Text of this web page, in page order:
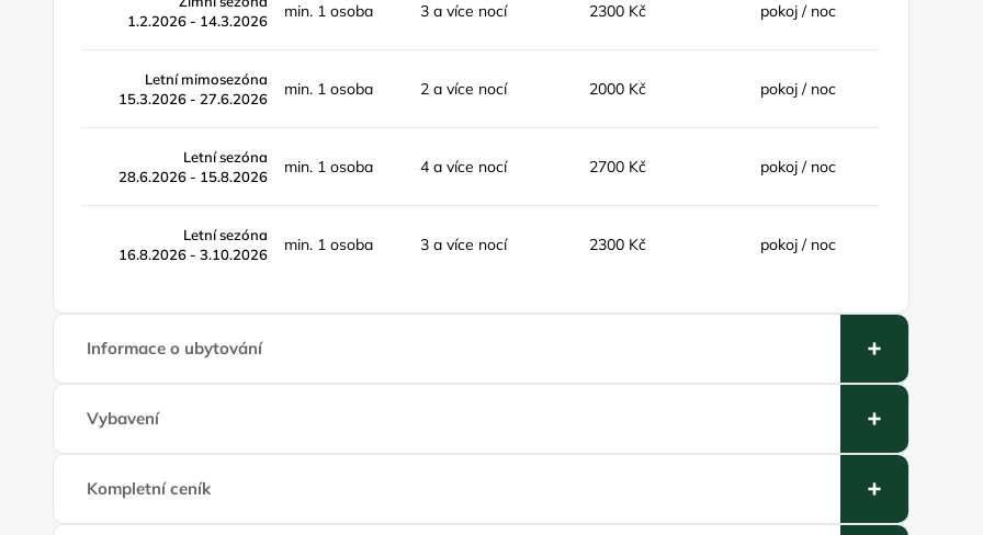
1.2.2026 - 14.3.2026
min. 1 osoba 3 a více nocí 2300 Kč pokoj / noc
Letní mimosezóna
15.3.2026 - 27.6.2026
min. 1 osoba 2 a více nocí 2000 Kč pokoj / noc
Letní sezóna
28.6.2026 - 15.8.2026
min. 1 osoba 4 a více nocí 2700 Kč pokoj / noc
Letní sezóna
16.8.2026 - 3.10.2026
min. 1 osoba 3 a více nocí 2300 Kč pokoj / noc
Informace o ubytování
Vybavení
Kompletní ceník